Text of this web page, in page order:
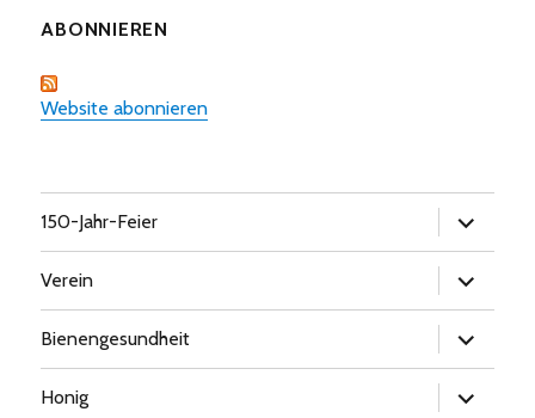
ABONNIEREN
Website abonnieren
150-Jahr-Feier
öffnen
Verein
öffnen
Bienengesundheit
öffnen
Honig
öffnen